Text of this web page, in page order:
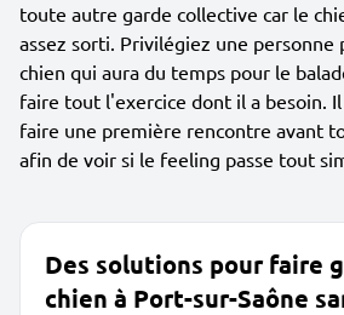
toute autre garde collective car le
assez sorti. Privilégiez une personne
chien qui aura du temps pour le
faire tout l'exercice dont il a besoin.
faire une première rencontre avant
afin de voir si le feeling passe tout
Des solutions pour faire
chien à Port-sur-Saône